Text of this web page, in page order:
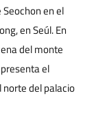
en el
en Seúl. En
del monte
el
del palacio